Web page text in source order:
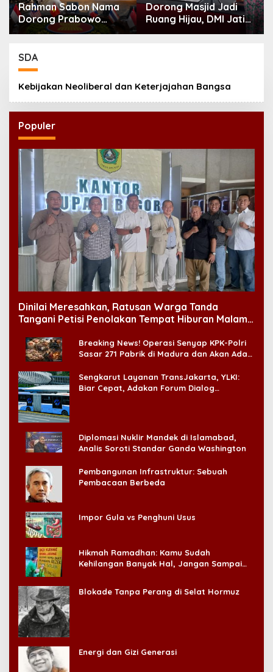
Rahman Sabon Nama
Dorong Prabowo
Perkuat Koordinasi
Perang Iran-Israel
Dorong Masjid Jadi
Ruang Hijau, DMI Jatim
Tanam 300 Bibit
SDA
Kebijakan Neoliberal dan Keterjajahan Bangsa
Populer
Dinilai Meresahkan, Ratusan Warga Tanda
Tangani Petisi Penolakan Tempat Hiburan Malam
Breaking News! Operasi Senyap KPK-Polri
Sasar 271 Pabrik di Madura dan Akan Ada
Sengkarut Layanan TransJakarta, YLKI:
Biar Cepat, Adakan Forum Dialog
Diplomasi Nuklir Mandek di Islamabad,
Analis Soroti Standar Ganda Washington
Pembangunan Infrastruktur: Sebuah
Pembacaan Berbeda
Impor Gula vs Penghuni Usus
Hikmah Ramadhan: Kamu Sudah
Kehilangan Banyak Hal, Jangan Sampai
Blokade Tanpa Perang di Selat Hormuz
Energi dan Gizi Generasi